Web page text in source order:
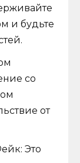
и будьте
со
от
Это